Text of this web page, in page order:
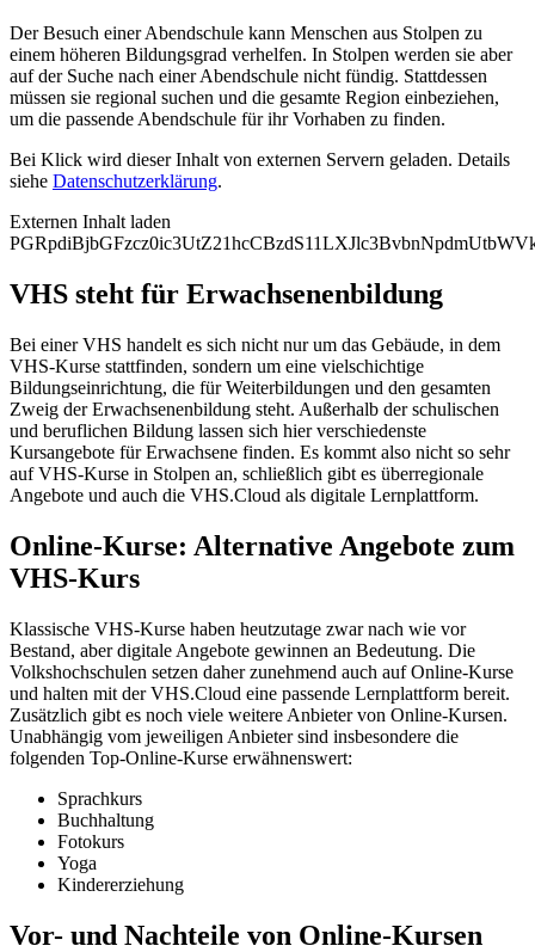
Der Besuch einer Abendschule kann Menschen aus Stolpen zu
einem höheren Bildungsgrad verhelfen. In Stolpen werden sie aber
auf der Suche nach einer Abendschule nicht fündig. Stattdessen
müssen sie regional suchen und die gesamte Region einbeziehen,
um die passende Abendschule für ihr Vorhaben zu finden.
Bei Klick wird dieser Inhalt von externen Servern geladen. Details
siehe Datenschutzerklärung.
Externen Inhalt laden
VHS steht für Erwachsenenbildung
Bei einer VHS handelt es sich nicht nur um das Gebäude, in dem
VHS-Kurse stattfinden, sondern um eine vielschichtige
Bildungseinrichtung, die für Weiterbildungen und den gesamten
Zweig der Erwachsenenbildung steht. Außerhalb der schulischen
und beruflichen Bildung lassen sich hier verschiedenste
Kursangebote für Erwachsene finden. Es kommt also nicht so sehr
auf VHS-Kurse in Stolpen an, schließlich gibt es überregionale
Angebote und auch die VHS.Cloud als digitale Lernplattform.
Online-Kurse: Alternative Angebote zum
VHS-Kurs
Klassische VHS-Kurse haben heutzutage zwar nach wie vor
Bestand, aber digitale Angebote gewinnen an Bedeutung. Die
Volkshochschulen setzen daher zunehmend auch auf Online-Kurse
und halten mit der VHS.Cloud eine passende Lernplattform bereit.
Zusätzlich gibt es noch viele weitere Anbieter von Online-Kursen.
Unabhängig vom jeweiligen Anbieter sind insbesondere die
folgenden Top-Online-Kurse erwähnenswert:
Sprachkurs
Buchhaltung
Fotokurs
Yoga
Kindererziehung
Vor- und Nachteile von Online-Kursen